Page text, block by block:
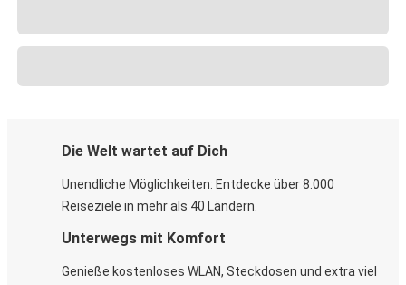
Die Welt wartet auf Dich
Unendliche Möglichkeiten: Entdecke über 8.000
Reiseziele in mehr als 40 Ländern.
Unterwegs mit Komfort
Genieße kostenloses WLAN, Steckdosen und extra viel